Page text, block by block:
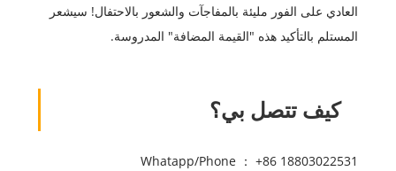
العادي على الفور مليئة بالمفاجآت والشعور بالاحتفال! سيشعر
المستلم بالتأكيد هذه "القيمة المضافة" المدروسة.
كيف تتصل بي؟
Whatapp/Phone ： +86 18803022531